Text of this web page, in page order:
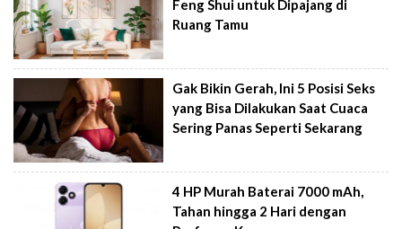
Feng Shui untuk Dipajang di
Ruang Tamu
Gak Bikin Gerah, Ini 5 Posisi Seks
yang Bisa Dilakukan Saat Cuaca
Sering Panas Seperti Sekarang
4 HP Murah Baterai 7000 mAh,
Tahan hingga 2 Hari dengan